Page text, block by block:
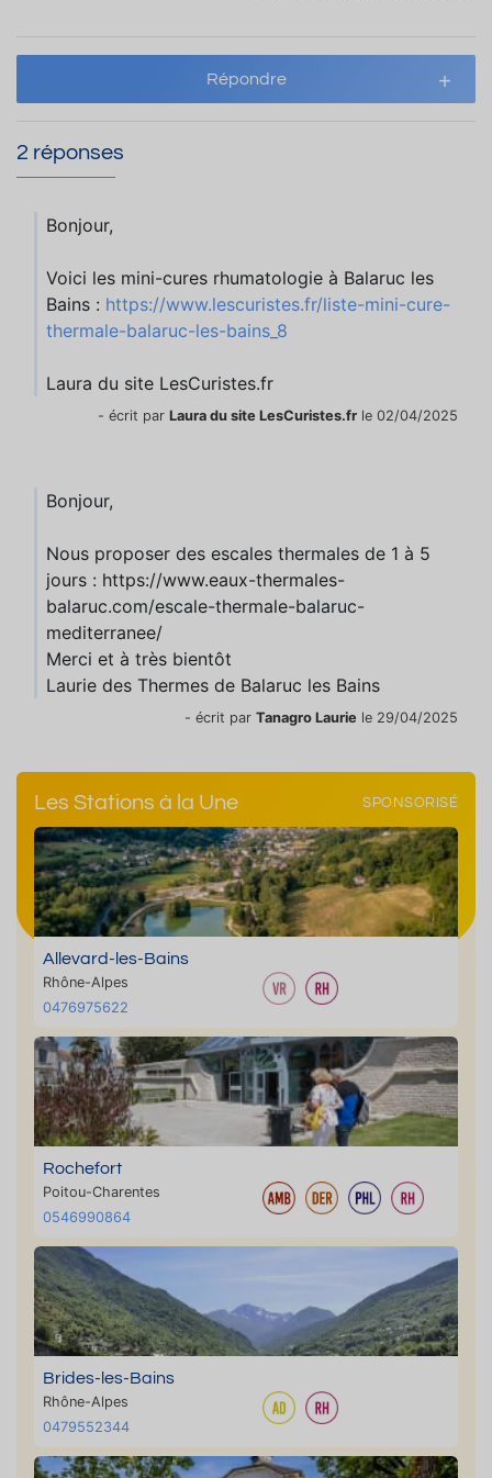
Répondre
2 réponses
Bonjour,
Voici les mini-cures rhumatologie à Balaruc les
Bains : https://www.lescuristes.fr/liste-mini-cure-
thermale-balaruc-les-bains_8
Laura du site LesCuristes.fr
- écrit par Laura du site LesCuristes.fr le 02/04/2025
Bonjour,
Nous proposer des escales thermales de 1 à 5
jours : https://www.eaux-thermales-
balaruc.com/escale-thermale-balaruc-
mediterranee/
Merci et à très bientôt
Laurie des Thermes de Balaruc les Bains
- écrit par Tanagro Laurie le 29/04/2025
Les Stations à la Une SPONSORISÉ
Allevard-les-Bains
Rhône-Alpes
0476975622
Rochefort
Poitou-Charentes
0546990864
Brides-les-Bains
Rhône-Alpes
0479552344